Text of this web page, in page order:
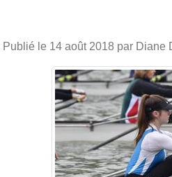
Publié le 14 août 2018 par Diane